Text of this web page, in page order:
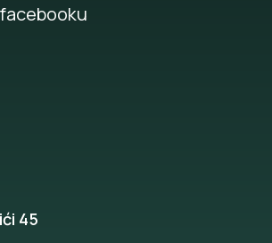
45